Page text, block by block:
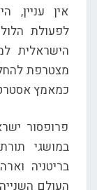
אין
לפעולת
הישראלית
מצטרפת
כמאמץ
פרופסור
במושגי
בריטניה
העולם